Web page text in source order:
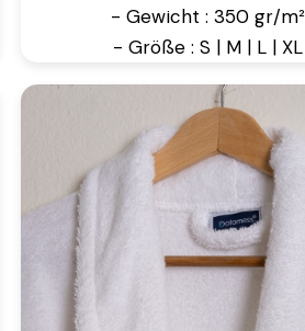
- Gewicht : 350 gr/m²
- Größe : S | M | L | XL